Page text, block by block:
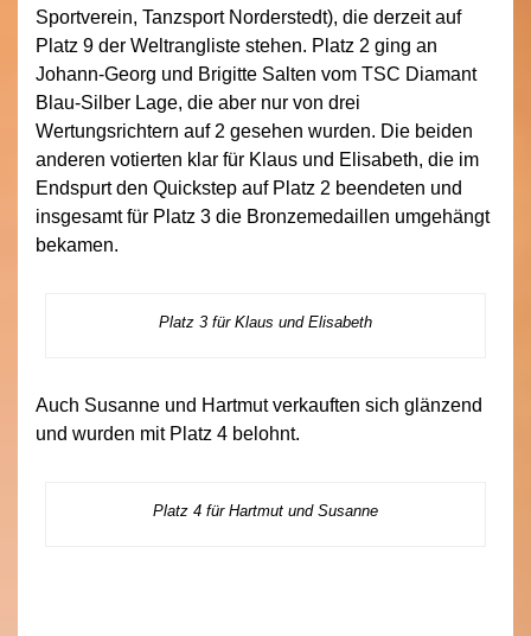
Sportverein, Tanzsport Norderstedt), die derzeit auf
Platz 9 der Weltrangliste stehen. Platz 2 ging an
Johann-Georg und Brigitte Salten vom TSC Diamant
Blau-Silber Lage, die aber nur von drei
Wertungsrichtern auf 2 gesehen wurden. Die beiden
anderen votierten klar für Klaus und Elisabeth, die im
Endspurt den Quickstep auf Platz 2 beendeten und
insgesamt für Platz 3 die Bronzemedaillen umgehängt
bekamen.
Platz 3 für Klaus und Elisabeth
Auch Susanne und Hartmut verkauften sich glänzend
und wurden mit Platz 4 belohnt.
Platz 4 für Hartmut und Susanne